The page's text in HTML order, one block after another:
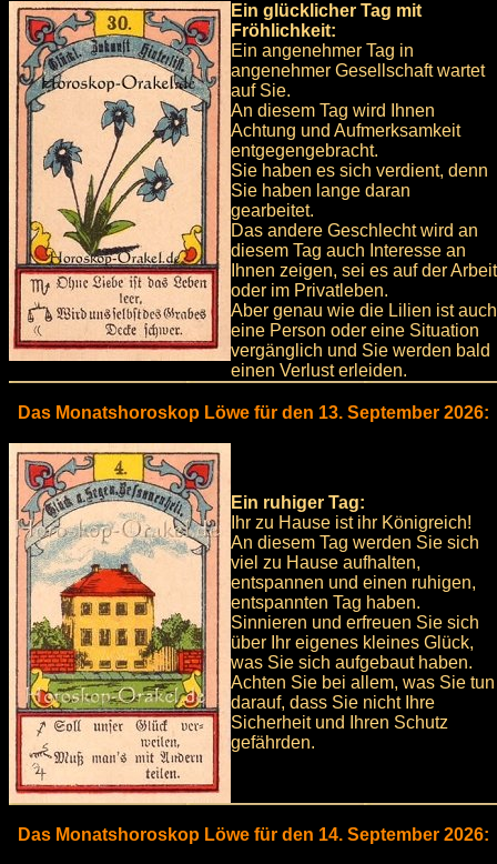
Ein glücklicher Tag mit
Fröhlichkeit:
Ein angenehmer Tag in
angenehmer Gesellschaft wartet
auf Sie.
An diesem Tag wird Ihnen
Achtung und Aufmerksamkeit
entgegengebracht.
Sie haben es sich verdient, denn
Sie haben lange daran
gearbeitet.
Das andere Geschlecht wird an
diesem Tag auch Interesse an
Ihnen zeigen, sei es auf der Arbeit
oder im Privatleben.
Aber genau wie die Lilien ist auch
eine Person oder eine Situation
vergänglich und Sie werden bald
einen Verlust erleiden.
Das Monatshoroskop Löwe für den 13. September 2026:
Ein ruhiger Tag:
Ihr zu Hause ist ihr Königreich!
An diesem Tag werden Sie sich
viel zu Hause aufhalten,
entspannen und einen ruhigen,
entspannten Tag haben.
Sinnieren und erfreuen Sie sich
über Ihr eigenes kleines Glück,
was Sie sich aufgebaut haben.
Achten Sie bei allem, was Sie tun
darauf, dass Sie nicht Ihre
Sicherheit und Ihren Schutz
gefährden.
Das Monatshoroskop Löwe für den 14. September 2026: